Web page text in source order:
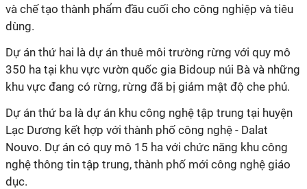
và chế tạo thành phẩm đầu cuối cho công nghiệp và tiêu
dùng.
Dự án thứ hai là dự án thuê môi trường rừng với quy mô
350 ha tại khu vực vườn quốc gia Bidoup núi Bà và những
khu vực đang có rừng, rừng đã bị giảm mật độ che phủ.
Dự án thứ ba là dự án khu công nghệ tập trung tại huyện
Lạc Dương kết hợp với thành phố công nghệ - Dalat
Nouvo. Dự án có quy mô 15 ha với chức năng khu công
nghệ thông tin tập trung, thành phố mới công nghệ giáo
dục.